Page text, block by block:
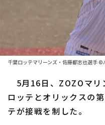
1軍公式戦
ファーム東地区
ファーム西地区
交流戦
選手名鑑
選手名鑑トップ
北海道日本ハムフ
東北楽天ゴールデ
ニュース
千葉ロッテマリーンズ・佐藤都志也選手
5月16日、ZOZOマリ
ロッテとオリックスの
テが接戦を制した。